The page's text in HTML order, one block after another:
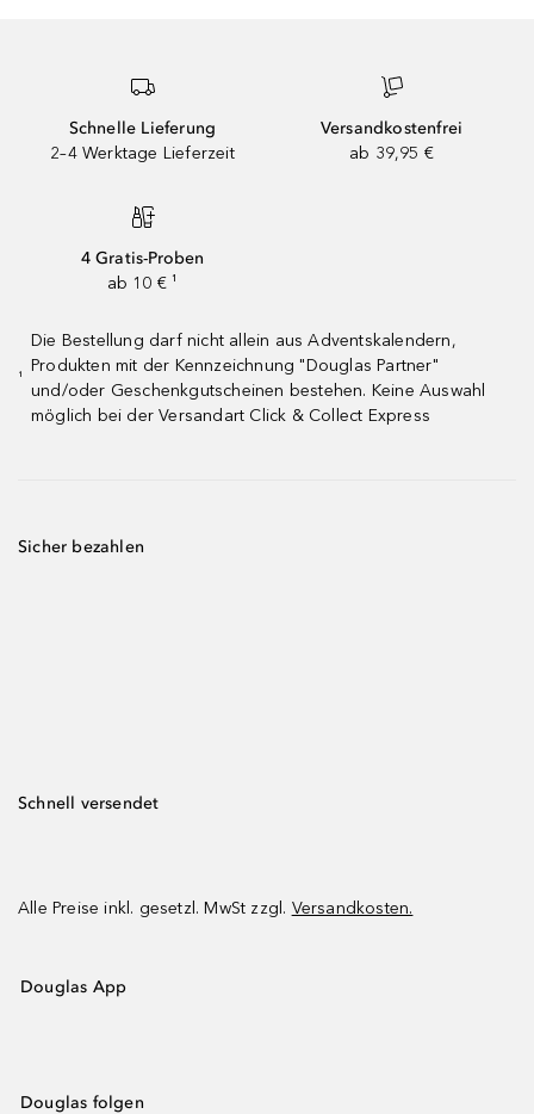
Schnelle Lieferung
2–4 Werktage Lieferzeit
Versandkostenfrei
ab 39,95 €
4 Gratis-Proben
ab 10 € ¹
¹
Die Bestellung darf nicht allein aus Adventskalendern,
Produkten mit der Kennzeichnung "Douglas Partner"
und/oder Geschenkgutscheinen bestehen. Keine Auswahl
möglich bei der Versandart Click & Collect Express
Sicher bezahlen
Schnell versendet
Alle Preise inkl. gesetzl. MwSt zzgl. Versandkosten.
Douglas App
Douglas folgen